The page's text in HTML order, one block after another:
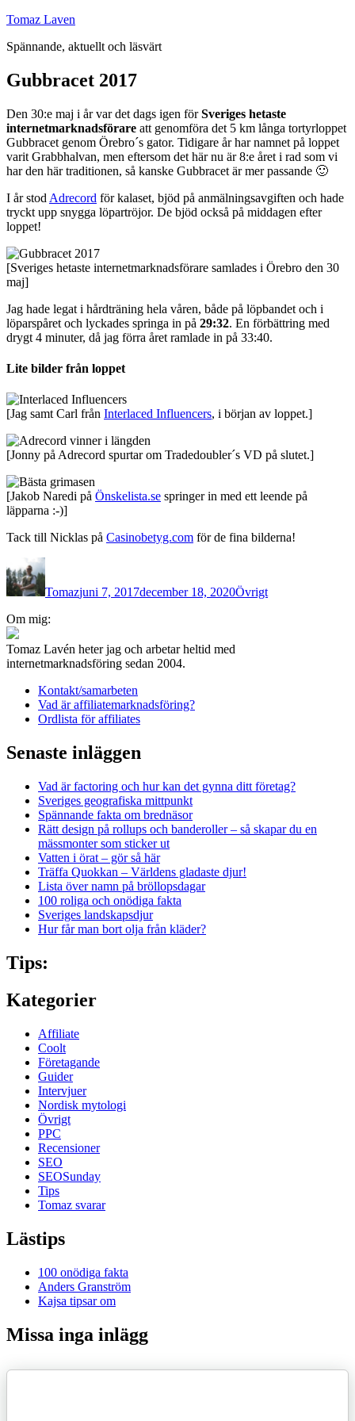
Hoppa
innehåll
Tomaz Laven
Spännande, aktuellt och läsvärt
Gubbracet 2017
Den 30:e maj i år var det dags igen förSveriges hetaste
internetmarknadsförare att genomföra det 5 km långa tortyrloppet
Gubbracet genom Örebro´s gator. Tidigare år har namnet på loppet
varit Grabbhalvan, men eftersom det här nu är 8:e året i rad som vi
har den här traditionen, så kanske Gubbracet är mer passande 🙂
I år stod Adrecord för kalaset, bjöd på anmälningsavgiften och hade
tryckt upp snygga löpartröjor. De bjöd också på middagen efter
loppet!
[Sveriges hetaste internetmarknadsförare samlades i Örebro den 30
maj]
Jag hade legat i hårdträning hela våren, både på löpbandet och i
löparspåret och lyckades springa in på 29:32. En förbättring med
drygt 4 minuter, då jag förra året ramlade in på 33:40.
Lite bilder från loppet
[Jag samt Carl från Interlaced Influencers, i början av loppet.]
[Jonny på Adrecord spurtar om Tradedoubler´s VD på slutet.]
[Jakob Naredi på Önskelista.se springer in med ett leende på
läpparna :-)]
Tack till Nicklas på Casinobetyg.com för de fina bilderna!
Författare
Tomazjuni 7, 2017december 18, 2020Övrigt
Inläggsnavigering
Om mig:
Tomaz Lavén heter jag och arbetar heltid med
internetmarknadsföring sedan 2004.
Kontakt/samarbeten
Vad är affiliatemarknadsföring?
Ordlista för affiliates
Senaste inläggen
Vad är factoring och hur kan det gynna ditt företag?
Sveriges geografiska mittpunkt
Spännande fakta om brednäsor
Rätt design på rollups och banderoller – så skapar du en
mässmonter som sticker ut
Vatten i örat – gör så här
Träffa Quokkan – Världens gladaste djur!
Lista över namn på bröllopsdagar
100 roliga och onödiga fakta
Sveriges landskapsdjur
Hur får man bort olja från kläder?
Tips:
Kategorier
Affiliate
Coolt
Företagande
Guider
Intervjuer
Nordisk mytologi
Övrigt
PPC
Recensioner
SEO
SEOSunday
Tips
Tomaz svarar
Lästips
100 onödiga fakta
Anders Granström
Kajsa tipsar om
Missa inga inlägg